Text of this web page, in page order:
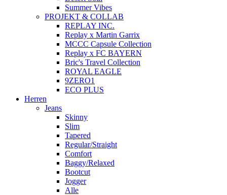
Summer Vibes
PROJEKT & COLLAB
REPLAY INC.
Replay x Martin Garrix
MCCC Capsule Collection
Replay x FC BAYERN
Bric's Travel Collection
ROYAL EAGLE
9ZERO1
ECO PLUS
Herren
Jeans
Skinny
Slim
Tapered
Regular/Straight
Comfort
Baggy/Relaxed
Bootcut
Jogger
Alle